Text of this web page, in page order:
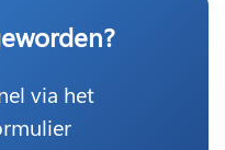
via het